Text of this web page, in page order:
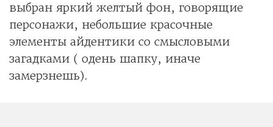
выбран яркий желтый фон, говорящие
персонажи, небольшие красочные
элементы айдентики со смысловыми
загадками ( одень шапку, иначе
замерзнешь).